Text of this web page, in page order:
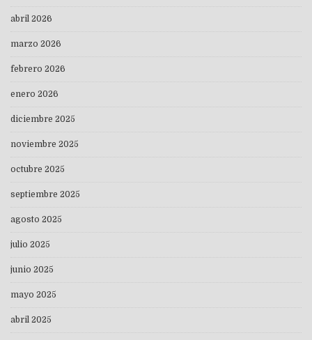
abril 2026
marzo 2026
febrero 2026
enero 2026
diciembre 2025
noviembre 2025
octubre 2025
septiembre 2025
agosto 2025
julio 2025
junio 2025
mayo 2025
abril 2025